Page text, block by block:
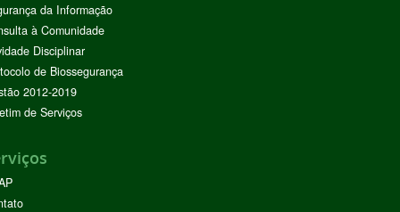
da Informação
à Comunidade
Disciplinar
de Biossegurança
2012-2019
de Serviços